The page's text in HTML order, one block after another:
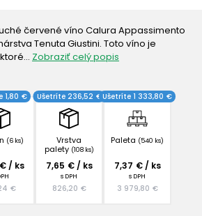
červené víno Calura Appassimento
Tenuta Giustini. Toto víno je
Zobraziť celý popis
(6 ks)
1,80 €
/ ks
€
Vrstva
palety (108 ks)
Ušetríte 236,52 €
7,65 € / ks
s DPH
826,20 €
Paleta (540 ks)
Ušetríte 1 333,80 €
7,37 € / ks
s DPH
3 979,80 €